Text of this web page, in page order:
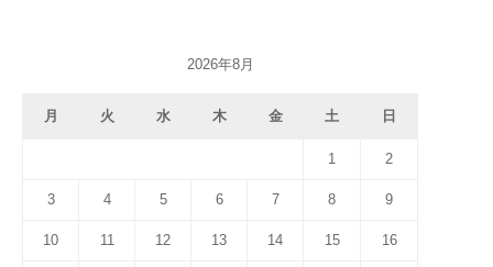
2026年8月
月 火 水 木 金 土 日
1 2
3 4 5 6 7 8 9
10 11 12 13 14 15 16